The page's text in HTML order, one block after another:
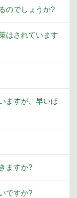
のでしょうか?
はされています
ますが、早いほ
ますか?
ですか?